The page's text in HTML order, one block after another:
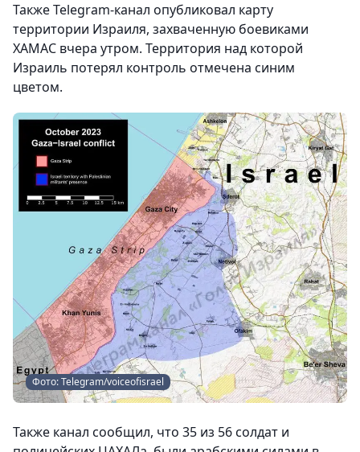
Также Telegram-канал опубликовал карту
территории Израиля, захваченную боевиками
ХАМАС вчера утром. Территория над которой
Израиль потерял контроль отмечена синим
цветом.
Фото: Telegram/voiceofisrael
Также канал сообщил, что 35 из 56 солдат и